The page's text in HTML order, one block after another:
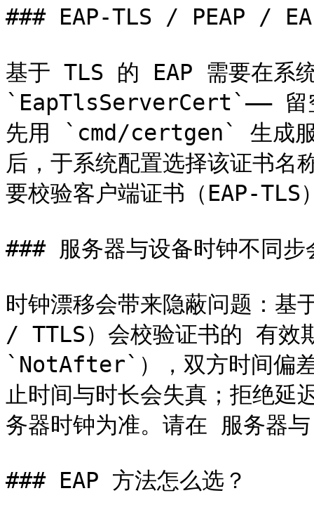
### EAP-TLS / PEAP /
基于 TLS 的 EAP 需要在系
`EapTlsServerCert`—— 留空
先用 `cmd/certgen` 生成服
后，于系统配置选择该证书
要校验客户端证书（EAP-TLS
### 服务器与设备时钟不同步
时钟漂移会带来隐蔽问题：
/ TTLS）会校验证书的 有
`NotAfter`），双方时间偏
止时间与时长会失真；拒绝
务器时钟为准。请在 服务器
### EAP 方法怎么选？